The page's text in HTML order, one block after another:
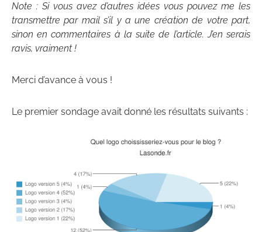
Note : Si vous avez d’autres idées vous pouvez me les
transmettre par mail s’il y a une création de votre part,
sinon en commentaires à la suite de l’article. J’en serais
ravis, vraiment !
Merci d’avance à vous !
Le premier sondage avait donné les résultats suivants :